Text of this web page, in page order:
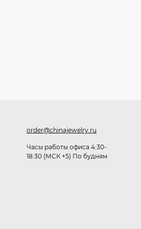
Очки P96375
247,30₽
₽
order@chinajewelry.ru
Часы работы офиса 4:30-
18:30 (МСК +5) По будням